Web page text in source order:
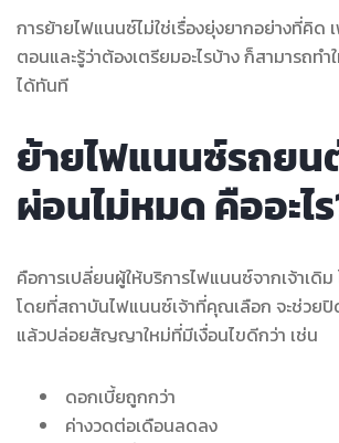
การย้ายไฟแนนซ์ไม่ใช่เรื่องยุ่งยากอย่างที่คิด
ตอนและรู้ว่าต้องเตรียมอะไรบ้าง ก็สามารถทำ
ได้ทันที
ย้ายไฟแนนซ์รถย
ผ่อนไม่หมด คืออะไ
คือการเปลี่ยนผู้ให้บริการไฟแนนซ์จากเจ้าเดิม
โดยที่สถาบันไฟแนนซ์เจ้าที่คุณเลือก จะช่วย
แล้วปล่อยสัญญาใหม่ที่มีเงื่อนไขดีกว่า เช่น
ดอกเบี้ยถูกกว่า
ค่างวดต่อเดือนลดลง